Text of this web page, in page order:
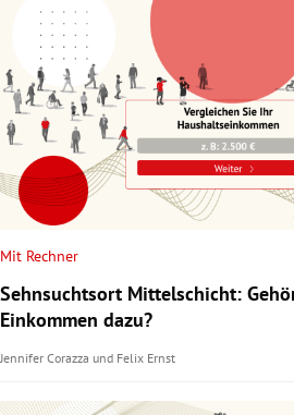
Mit Rechner
Sehnsuchtsort Mittelschicht:
Einkommen dazu?
Jennifer Corazza und Felix Ernst